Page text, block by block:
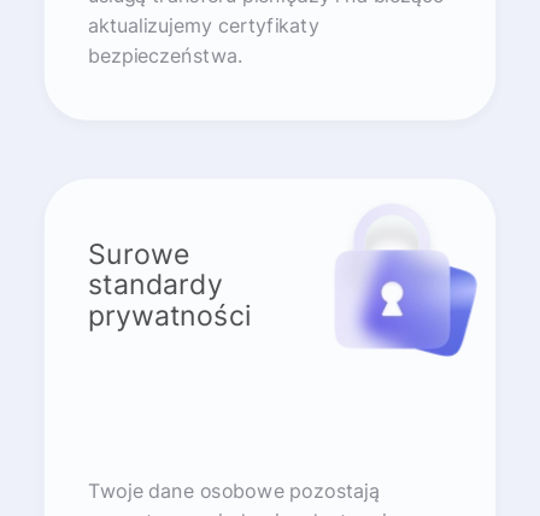
aktualizujemy certyfikaty
bezpieczeństwa.
Surowe
standardy
prywatności
Twoje dane osobowe pozostają